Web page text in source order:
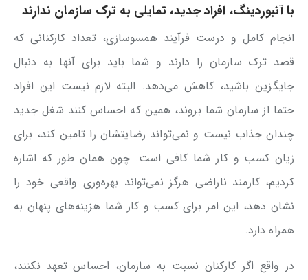
با آنبوردینگ، افراد جدید، تمایلی به ترک سازمان ندارند
انجام کامل و درست فرآیند همسوسازی، تعداد کارکنانی که
قصد ترک سازمان را دارند و شما باید برای آنها به دنبال
جایگزین باشید، کاهش می‌دهد. البته لازم نیست این افراد
حتما از سازمان شما بروند، همین که احساس کنند شغل جدید
چندان جذاب نیست و نمی‌تواند رضایتشان را تامین کند، برای
زیان کسب و کار شما کافی است. چون همان طور که اشاره
کردیم، کارمند ناراضی هرگز نمی‌تواند بهره‌وری واقعی خود را
نشان دهد، این امر برای کسب و کار شما هزینه‌های پنهان به
همراه دارد.
در واقع اگر کارکنان نسبت به سازمان، احساس تعهد نکنند،